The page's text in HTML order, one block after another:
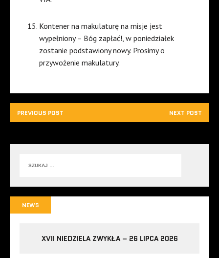
Kontener na makulaturę na misje jest
wypełniony – Bóg zapłać!, w poniedziałek
zostanie podstawiony nowy. Prosimy o
przywożenie makulatury.
PREVIOUS POST NEXT POST
NEWS
XVII NIEDZIELA ZWYKŁA – 26 LIPCA 2026